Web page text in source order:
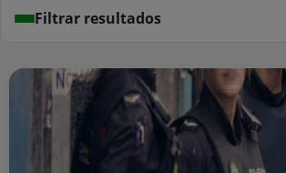
Filtrar resultados